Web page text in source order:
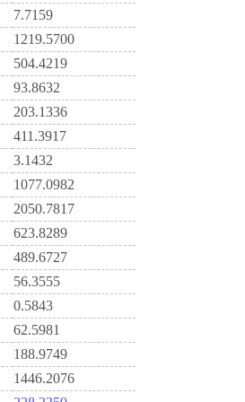
7.7159
1219.5700
504.4219
93.8632
203.1336
411.3917
3.1432
1077.0982
2050.7817
623.8289
489.6727
56.3555
0.5843
62.5981
188.9749
1446.2076